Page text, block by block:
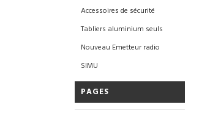
Accessoires de sécurité
Tabliers aluminium seuls
Nouveau Emetteur radio
SIMU
PAGES